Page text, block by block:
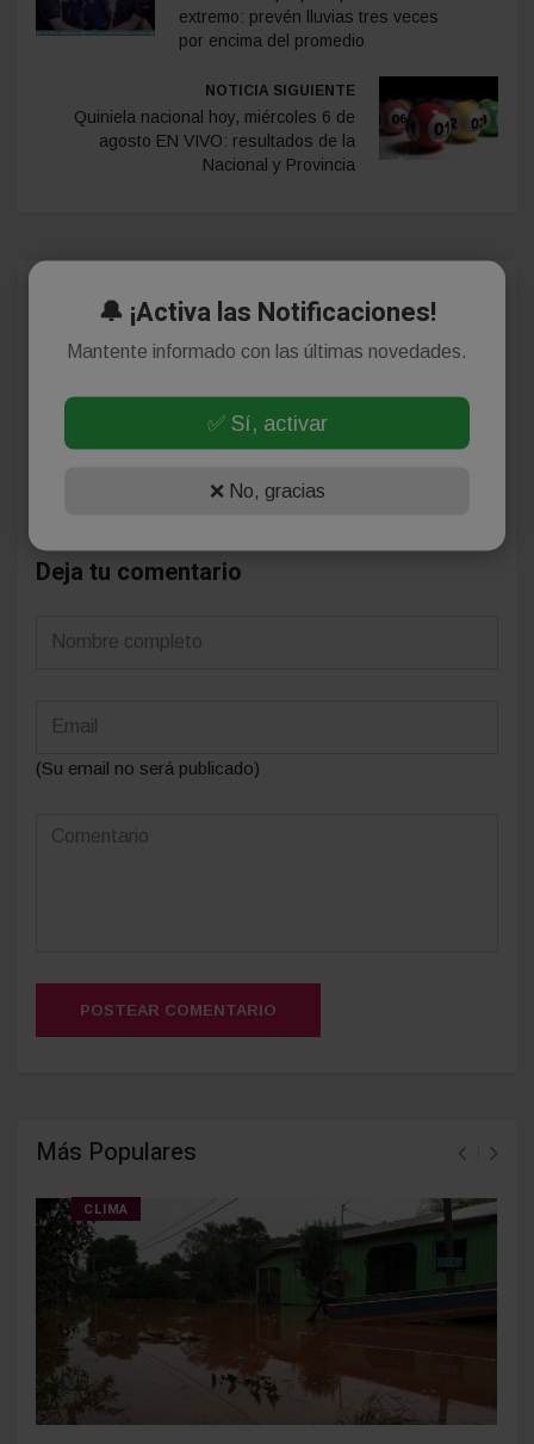
extremo: prevén lluvias tres veces
por encima del promedio
NOTICIA SIGUIENTE
Quiniela nacional hoy, miércoles 6 de
agosto EN VIVO: resultados de la
Nacional y Provincia
Comentarios
¡Sin comentarios aún!
Deja tu comentario
(Su email no será publicado)
POSTEAR COMENTARIO
Más Populares
CLIMA
🔔 ¡Activa las Notificaciones!
Mantente informado con las últimas novedades.
✅ Sí, activar
❌ No, gracias